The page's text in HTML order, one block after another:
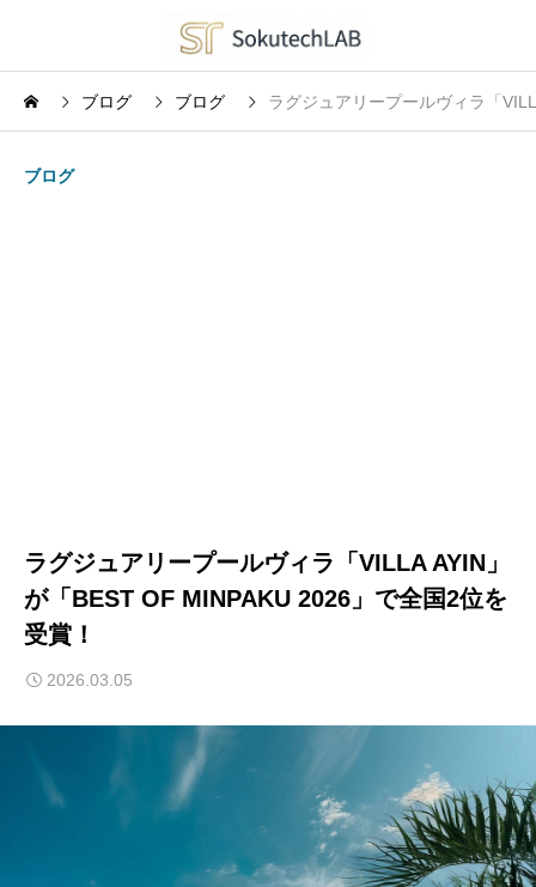
ブログ ブログ ラグジュアリープールヴィラ「
ブログ
ラグジュアリープールヴィラ「VILLA AYIN」
が「BEST OF MINPAKU 2026」で全国2位を
受賞！
2026.03.05